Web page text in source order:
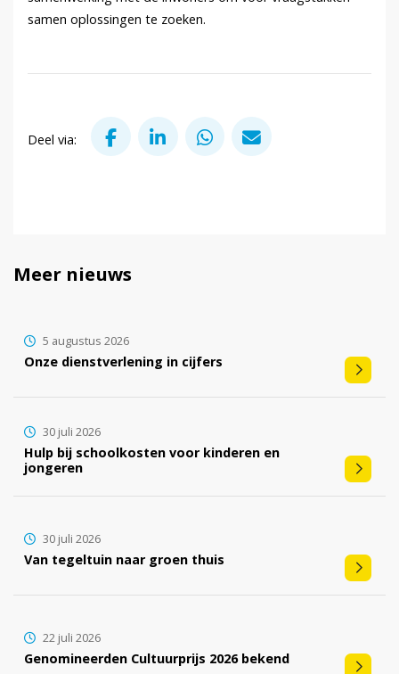
samen oplossingen te zoeken.
Deel via:
Deel via Facebook
Deel via LinkedInDeel via WhatsApp
Meer nieuws
Onze dienstverlening in cijfers
5 augustus 2026
Hulp bij schoolkosten voor kinderen en
jongeren
30 juli 2026
Van tegeltuin naar groen thuis
30 juli 2026
Genomineerden Cultuurprijs 2026 bekend
22 juli 2026